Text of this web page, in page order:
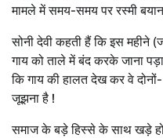
मामले में समय-समय पर रस्मी
सोनी देवी कहती हैं कि इस
गाय को ताले में बंद करके जाना
कि गाय की हालत देख कर वे
जूझना है !
समाज के बड़े हिस्से के साथ खड़े